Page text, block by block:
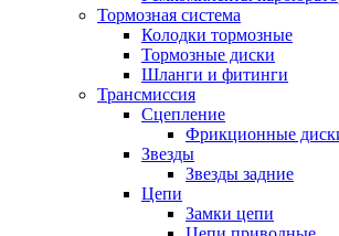
Тормозная система
Колодки тормозные
Тормозные диски
Шланги и фитинги
Трансмиссия
Cцепление
Фрикционные
Звезды
Звезды задние
Цепи
Замки цепи